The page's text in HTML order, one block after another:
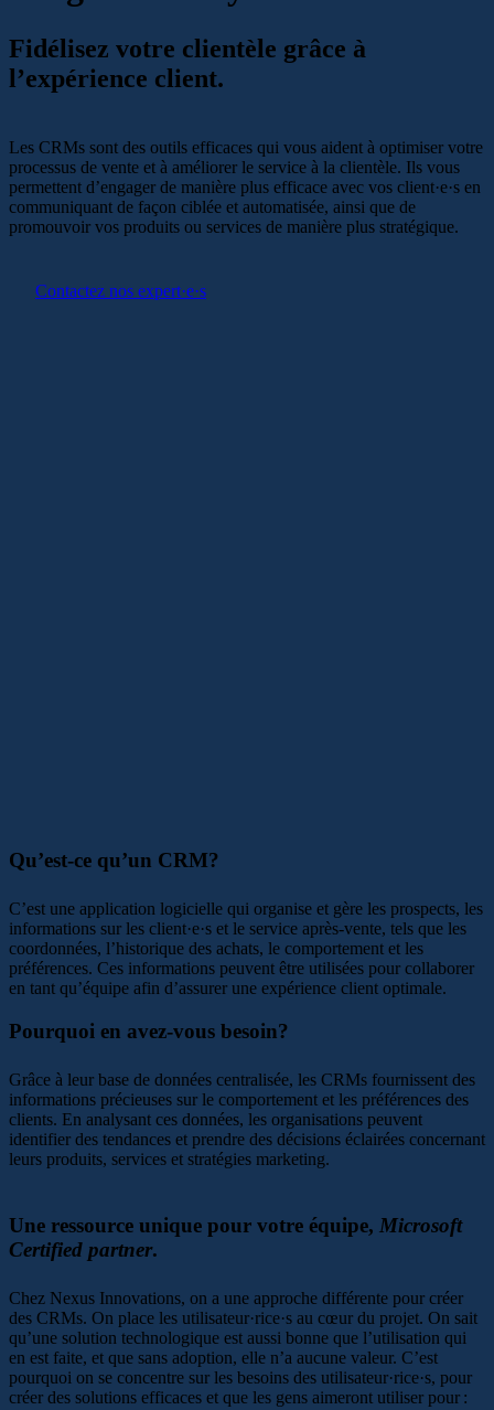
Fidélisez votre clientèle grâce à
l’expérience client.
Les CRMs sont des outils efficaces qui vous aident à optimiser votre
processus de vente et à améliorer le service à la clientèle. Ils vous
permettent d’engager de manière plus efficace avec vos client·e·s en
communiquant de façon ciblée et automatisée, ainsi que de
promouvoir vos produits ou services de manière plus stratégique.
Contactez nos expert·e·s
Qu’est-ce qu’un CRM?
C’est une application logicielle qui organise et gère les prospects, les
informations sur les client·e·s et le service après-vente, tels que les
coordonnées, l’historique des achats, le comportement et les
préférences. Ces informations peuvent être utilisées pour collaborer
en tant qu’équipe afin d’assurer une expérience client optimale.
Pourquoi en avez-vous besoin?
Grâce à leur base de données centralisée, les CRMs fournissent des
informations précieuses sur le comportement et les préférences des
clients. En analysant ces données, les organisations peuvent
identifier des tendances et prendre des décisions éclairées concernant
leurs produits, services et stratégies marketing.
Une ressource unique pour votre équipe, Microsoft
Certified partner.
Chez Nexus Innovations, on a une approche différente pour créer
des CRMs. On place les utilisateur·rice·s au cœur du projet. On sait
qu’une solution technologique est aussi bonne que l’utilisation qui
en est faite, et que sans adoption, elle n’a aucune valeur. C’est
pourquoi on se concentre sur les besoins des utilisateur·rice·s, pour
créer des solutions efficaces et que les gens aimeront utiliser pour :